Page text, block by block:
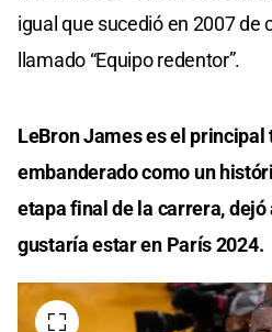
igual que sucedió en 2007 de
llamado “Equipo redentor”.
LeBron James es el principal
embanderado como un
etapa final de la carrera,
gustaría estar en París 2024.